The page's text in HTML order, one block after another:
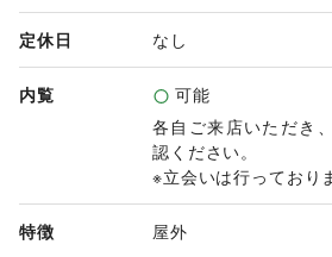
定休日 なし
内覧
可能
各自ご来店いただき
認ください。
※立会いは行っており
特徴 屋外